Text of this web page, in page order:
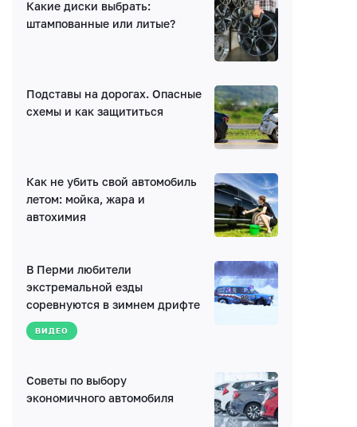
Имя*
Получать уведомления об ответах
Введите код:
Какие диски выбрать:
штампованные или литые?
Подставы на дорогах. Опасные
схемы и как защититься
Как не убить свой автомобиль
летом: мойка, жара и
автохимия
В Перми любители
экстремальной езды
соревнуются в зимнем дрифте
ВИДЕО
Советы по выбору
экономичного автомобиля